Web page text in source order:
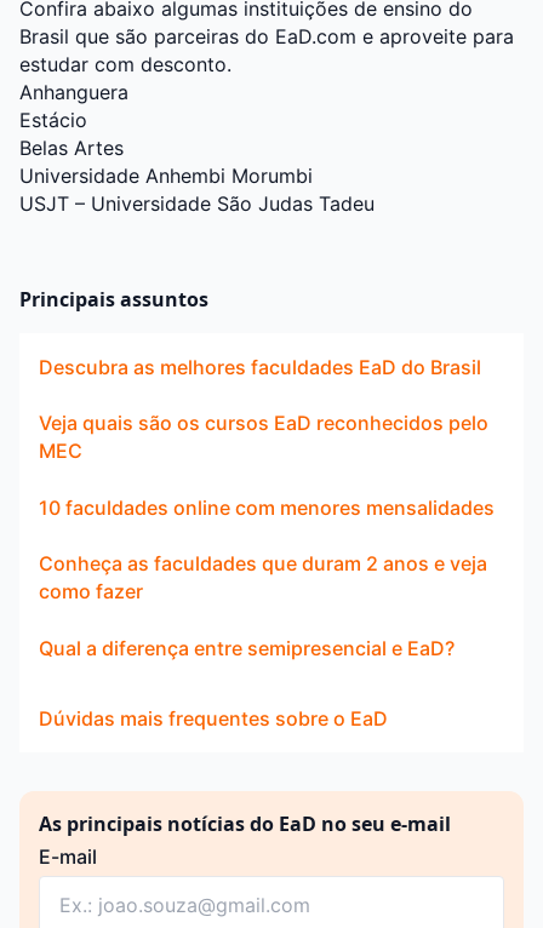
Confira abaixo algumas instituições de ensino do
Brasil que são parceiras do EaD.com e aproveite para
estudar com desconto.
Anhanguera
Estácio
Belas Artes
Universidade Anhembi Morumbi
USJT – Universidade São Judas Tadeu
Principais assuntos
Descubra as melhores faculdades EaD do Brasil
Veja quais são os cursos EaD reconhecidos pelo
MEC
10 faculdades online com menores mensalidades
Conheça as faculdades que duram 2 anos e veja
como fazer
Qual a diferença entre semipresencial e EaD?
Dúvidas mais frequentes sobre o EaD
As principais notícias do EaD no seu e-mail
E-mail